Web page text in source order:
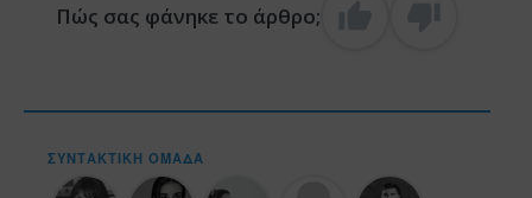
Πώς σας φάνηκε το άρθρο;
ΣΥΝΤΑΚΤΙΚΉ ΟΜΆΔΑ